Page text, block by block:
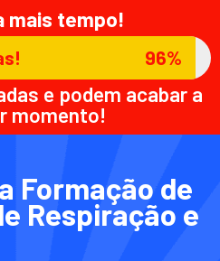
mais tempo!
96%
e podem acabar a
momento!
Formação de
Respiração e